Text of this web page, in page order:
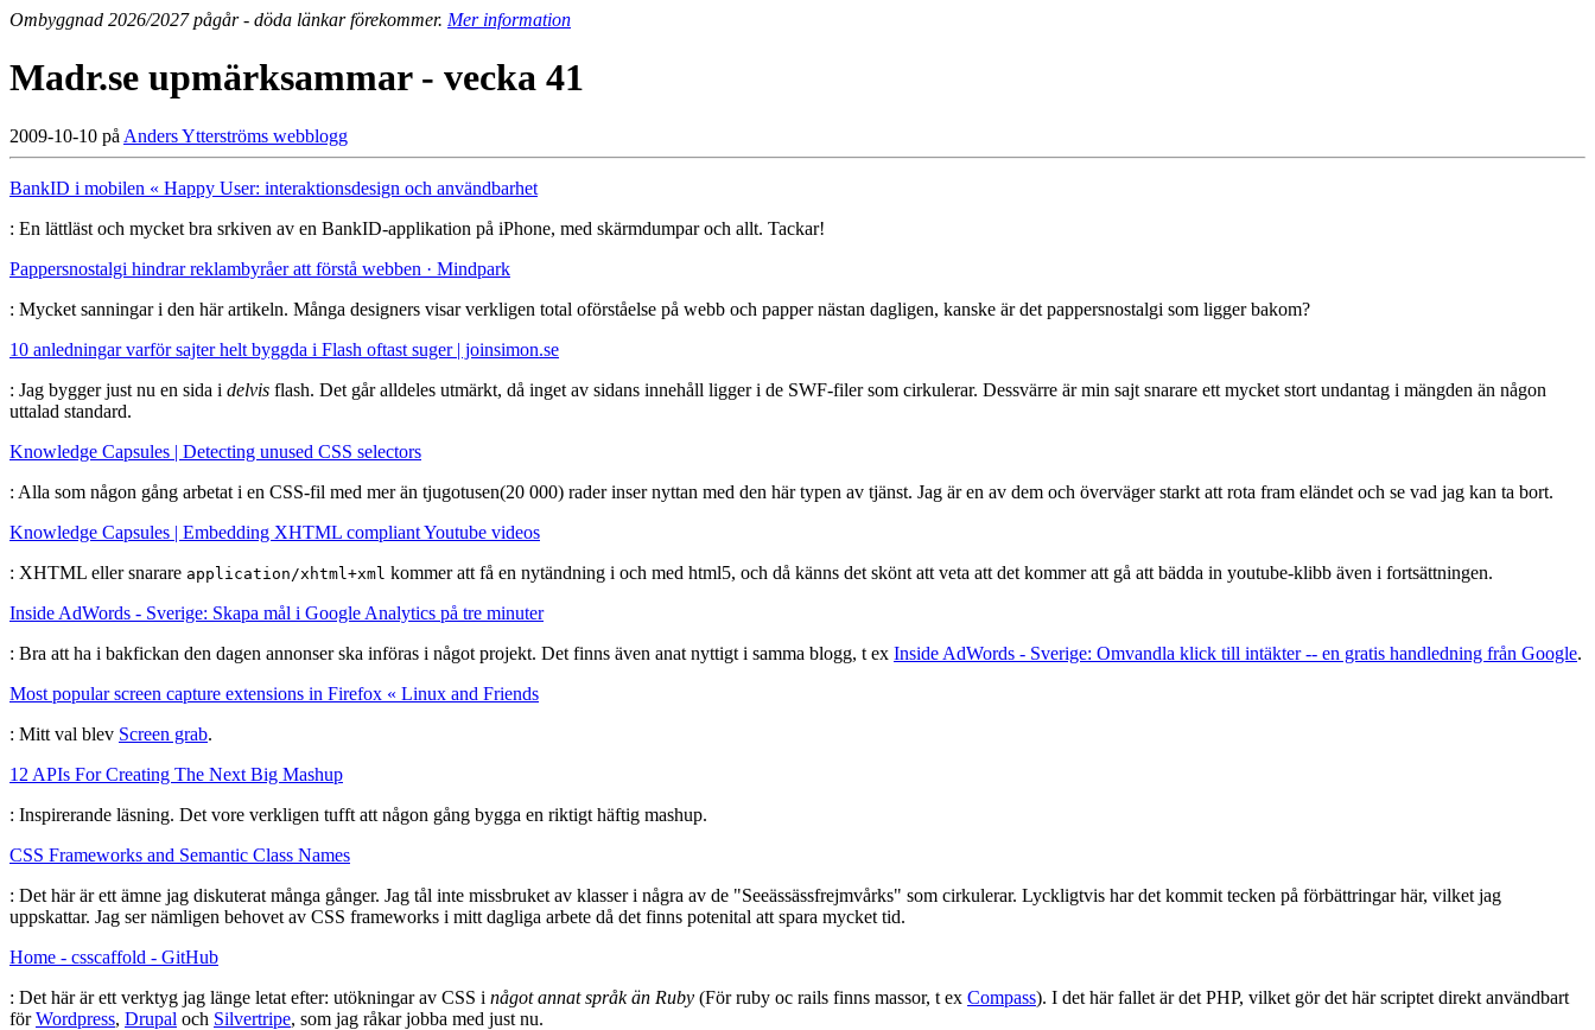
Ombyggnad 2026/2027 pågår - döda länkar förekommer. Mer information
Madr.se upmärksammar - vecka 41
2009-10-10 på Anders Ytterströms webblogg
BankID i mobilen « Happy User: interaktionsdesign och användbarhet
: En lättläst och mycket bra srkiven av en BankID-applikation på iPhone, med skärmdumpar och allt. Tackar!
Pappersnostalgi hindrar reklambyråer att förstå webben · Mindpark
: Mycket sanningar i den här artikeln. Många designers visar verkligen total oförståelse på webb och papper nästan dagligen, kanske är det pappersnostalgi som ligger bakom?
10 anledningar varför sajter helt byggda i Flash oftast suger | joinsimon.se
: Jag bygger just nu en sida i delvis flash. Det går alldeles utmärkt, då inget av sidans innehåll ligger i de SWF-filer som cirkulerar. Dessvärre är min sajt snarare ett mycket stort undantag i mängden än någon
uttalad standard.
Knowledge Capsules | Detecting unused CSS selectors
: Alla som någon gång arbetat i en CSS-fil med mer än tjugotusen(20 000) rader inser nyttan med den här typen av tjänst. Jag är en av dem och överväger starkt att rota fram eländet och se vad jag kan ta bort.
Knowledge Capsules | Embedding XHTML compliant Youtube videos
: XHTML eller snarare application/xhtml+xml kommer att få en nytändning i och med html5, och då känns det skönt att veta att det kommer att gå att bädda in youtube-klibb även i fortsättningen.
Inside AdWords - Sverige: Skapa mål i Google Analytics på tre minuter
: Bra att ha i bakfickan den dagen annonser ska införas i något projekt. Det finns även anat nyttigt i samma blogg, t ex Inside AdWords - Sverige: Omvandla klick till intäkter -- en gratis handledning från Google.
Most popular screen capture extensions in Firefox « Linux and Friends
: Mitt val blev Screen grab.
12 APIs For Creating The Next Big Mashup
: Inspirerande läsning. Det vore verkligen tufft att någon gång bygga en riktigt häftig mashup.
CSS Frameworks and Semantic Class Names
: Det här är ett ämne jag diskuterat många gånger. Jag tål inte missbruket av klasser i några av de "Seeässässfrejmvårks" som cirkulerar. Lyckligtvis har det kommit tecken på förbättringar här, vilket jag
uppskattar. Jag ser nämligen behovet av CSS frameworks i mitt dagliga arbete då det finns potenital att spara mycket tid.
Home - csscaffold - GitHub
: Det här är ett verktyg jag länge letat efter: utökningar av CSS i något annat språk än Ruby (För ruby oc rails finns massor, t ex Compass). I det här fallet är det PHP, vilket gör det här scriptet direkt användbart
förWordpress, Drupal och Silvertripe, som jag råkar jobba med just nu.